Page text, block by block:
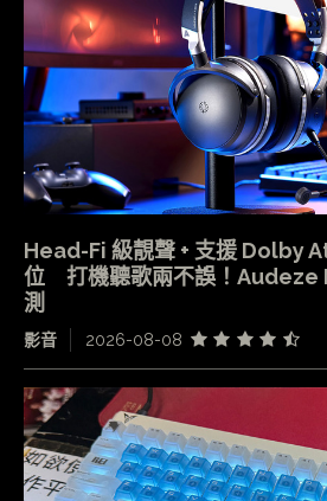
Head-Fi 級靚聲 + 支援 Dolby
位 打機聽歌兩不誤！Audeze
測
影音 2026-08-08